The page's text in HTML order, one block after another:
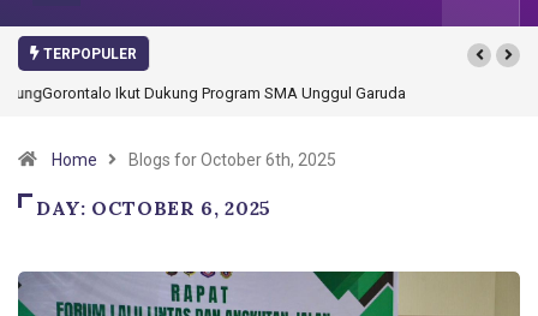
TERPOPULER
Gorontalo Ikut Dukung Program SMA Unggul Garuda Transformasi 2025
Home Blogs for October 6th, 2025
DAY: OCTOBER 6, 2025